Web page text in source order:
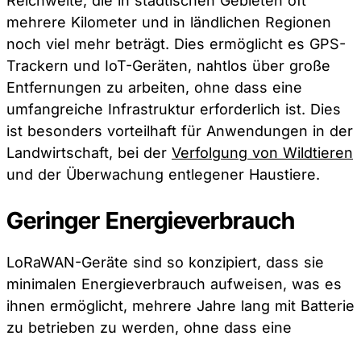
mehrere Kilometer und in ländlichen Regionen
noch viel mehr beträgt. Dies ermöglicht es GPS-
Trackern und IoT-Geräten, nahtlos über große
Entfernungen zu arbeiten, ohne dass eine
umfangreiche Infrastruktur erforderlich ist. Dies
ist besonders vorteilhaft für Anwendungen in der
Landwirtschaft, bei der Verfolgung von Wildtieren
und der Überwachung entlegener Haustiere.
Geringer Energieverbrauch
LoRaWAN-Geräte sind so konzipiert, dass sie
minimalen Energieverbrauch aufweisen, was es
ihnen ermöglicht, mehrere Jahre lang mit Batterie
zu betrieben zu werden, ohne dass eine